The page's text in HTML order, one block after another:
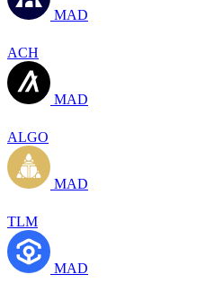
MAD
ACH
MAD
ALGO
MAD
TLM
MAD